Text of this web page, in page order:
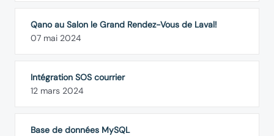
Qano au Salon le Grand Rendez-Vous de Laval!
07 mai 2024
Intégration SOS courrier
12 mars 2024
Base de données MySQL